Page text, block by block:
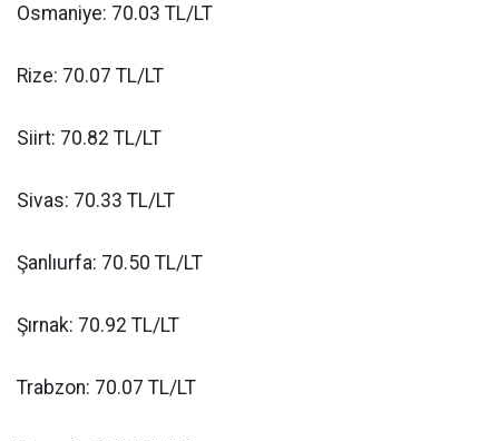
Osmaniye: 70.03 TL/LT
Rize: 70.07 TL/LT
Siirt: 70.82 TL/LT
Sivas: 70.33 TL/LT
Şanlıurfa: 70.50 TL/LT
Şırnak: 70.92 TL/LT
Trabzon: 70.07 TL/LT